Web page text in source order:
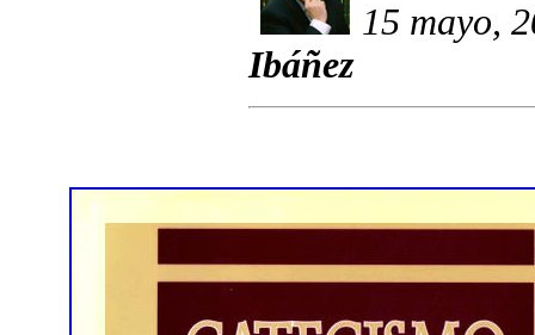
15 mayo,
Ibáñez